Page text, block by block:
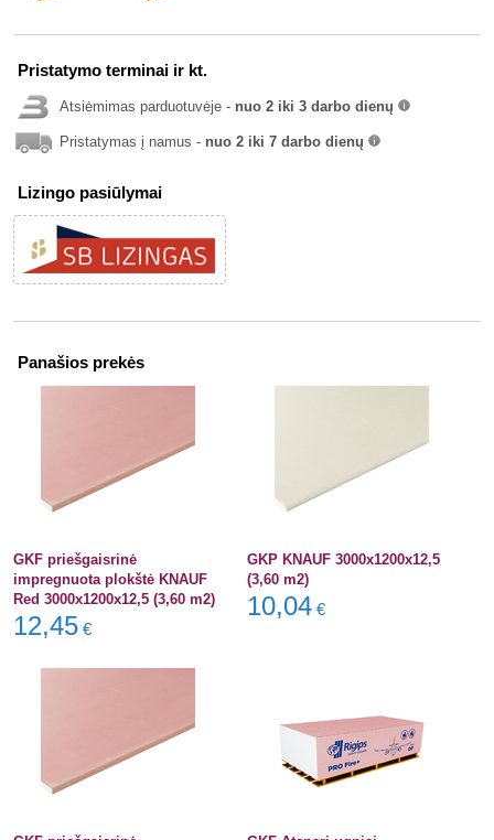
Pristatymo terminai ir kt.
Atsiėmimas parduotuvėje - nuo 2 iki 3 darbo dienų
Pristatymas į namus - nuo 2 iki 7 darbo dienų
Lizingo pasiūlymai
Panašios prekės
GKF priešgaisrinė
impregnuota plokštė KNAUF
Red 3000x1200x12,5 (3,60 m2)
12,45 €
GKP KNAUF 3000x1200x12,5
(3,60 m2)
10,04 €